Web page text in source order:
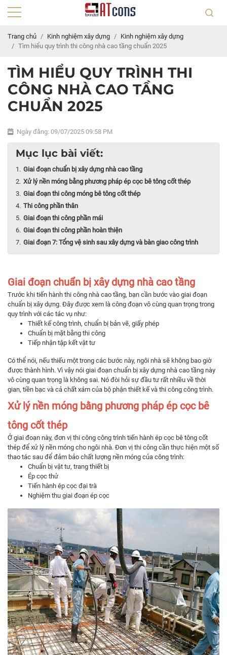
Trang chủ Kinh nghiệm xây dựng
Kinh nghiệm xây dựng
Tìm hiểu quy trình thi công nhà cao tầng chuẩn 2025
TÌM HIỂU QUY TRÌNH THI
CÔNG NHÀ CAO TẦNG
CHUẨN 2025
Ngày đăng: 09/07/2025 09:58 PM
Mục lục bài viết:
Giai đoạn chuẩn bị xây dựng nhà cao tầng
Xử lý nền móng bằng phương pháp ép cọc bê tông cốt thép
Giai đoạn thi công móng bê tông cốt thép
Thi công phần thân
Giai đoạn thi công phần mái
Giai đoạn thi công phần hoàn thiện
Giai đoạn 7: Tổng vệ sinh sau xây dựng và bàn giao công trình
Giai đoạn chuẩn bị xây dựng nhà cao tầng
Trước khi tiến hành thi công nhà cao tầng, bạn cần bước vào giai đoạn
chuẩn bị xây dựng. Đây được xem là công đoạn vô cùng quan trọng trong
quy trình với các tác vụ như:
Thiết kế công trình, chuẩn bị bản vẽ, giấy phép
Chuẩn bị mặt bằng thi công
Tiếp nhận tập kết vật tư
Có thể nói, nếu thiếu một trong các bước này, ngôi nhà sẽ không bao giờ
được thành hình. Vì vậy nói giai đoạn chuẩn bị xây dựng nhà cao tầng này
vô cùng quan trọng là không sai. Nó đòi hỏi sự đầu tư rất nhiều về thời
gian, tiền bạc và cả chất xám của bộ phận thiết kế và thi công công trình.
Xử lý nền móng bằng phương pháp ép cọc bê
tông cốt thép
Ở giai đoạn này, đơn vị thi công công trình tiến hành ép cọc bê tông cốt
thép để xử lý nền móng cho ngôi nhà. Đơn vị thi công cần thực hiện một số
thao tác sau để đảm bảo chất lượng nền móng của công trình:
Chuẩn bị vật tư, trang thiết bị
Ép cọc thử
Tiến hành ép cọc đại trà
Nghiệm thu giai đoạn ép cọc